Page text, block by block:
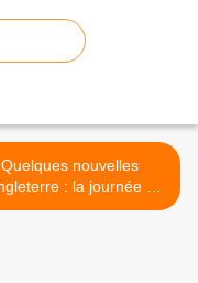
Quelques nouvelles
: la journée de
mercredi >